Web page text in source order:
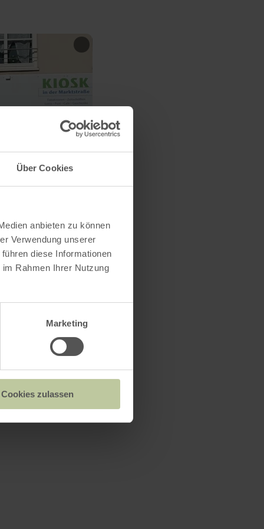
Über Cookies
anbieten zu können
Verwendung unserer
diese Informationen
Rahmen Ihrer Nutzung
Marketing
Cookies zulassen